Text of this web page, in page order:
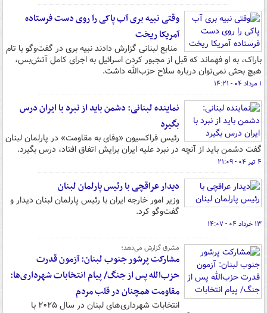
وقتی نبیه بری آب پاکی را روی دست فرستاده
آمریکا ریخت
منابع لبنانی گزارش دادند نبیه بری در گفت‌وگو با تام
باراک، به او فهماند که قبل از مجبور کردن اسرائیل به اجرای کامل آتش‌بس،
هیچ بحثی نمی‌توان درباره سلاح حزب‌الله داشت.
۱ مرداد ۰۴ - ۱۴:۲۱
نماینده لبنانی: دشمن باید از نبرد با ایران درس
بگیرد
رئیس فراکسیون «وفای به مقاومت» در پارلمان لبنان
گفت دشمن باید از آنچه در نبرد علیه ایران برایش اتفاق افتاد، درس بگیرد.
۴ تیر ۰۴ - ۲۱:۰۹
دیدار عراقچی با رئیس پارلمان لبنان
وزیر امور خارجه ایران با رئیس پارلمان لبنان دیدار و
گفت‌وگو کرد.
۱۳ خرداد ۰۴ - ۱۴:۰۷
مشرق گزارش می‌دهد؛
مشارکت پرشور جنوب لبنان: آزمون قدرت
حزب‌الله پس از جنگ/ پیام انتخابات شهرداری‌ها:
مقاومت همچنان در قلب مردم
انتخابات شهرداری‌های لبنان در سال ۲۰۲۵ با